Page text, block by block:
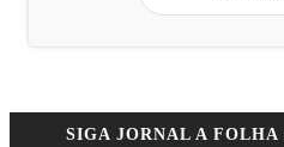
SIGA JORNAL A FOLHA